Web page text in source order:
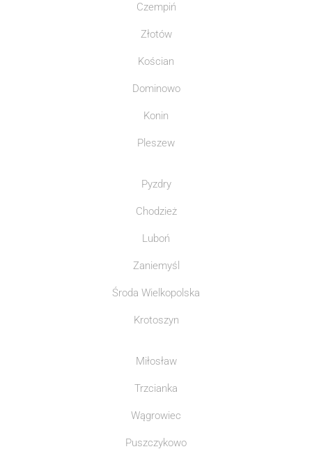
Czempiń
Złotów
Kościan
Dominowo
Konin
Pleszew
Pyzdry
Chodzież
Luboń
Zaniemyśl
Środa Wielkopolska
Krotoszyn
Miłosław
Trzcianka
Wągrowiec
Puszczykowo